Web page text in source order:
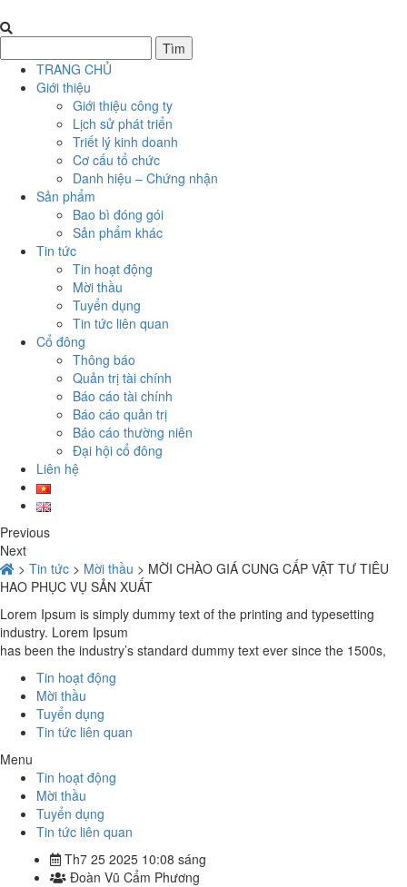
TRANG CHỦ
Giới thiệu
Giới thiệu công ty
Lịch sử phát triển
Triết lý kinh doanh
Cơ cấu tổ chức
Danh hiệu – Chứng nhận
Sản phẩm
Bao bì đóng gói
Sản phẩm khác
Tin tức
Tin hoạt động
Mời thầu
Tuyển dụng
Tin tức liên quan
Cổ đông
Thông báo
Quản trị tài chính
Báo cáo tài chính
Báo cáo quản trị
Báo cáo thường niên
Đại hội cổ đông
Liên hệ
Previous
Next
> Tin tức > Mời thầu > MỜI CHÀO GIÁ CUNG CẤP VẬT TƯ TIÊU
HAO PHỤC VỤ SẢN XUẤT
Lorem Ipsum is simply dummy text of the printing and typesetting
industry. Lorem Ipsum
has been the industry’s standard dummy text ever since the 1500s,
Tin hoạt động
Mời thầu
Tuyển dụng
Tin tức liên quan
Menu
Tin hoạt động
Mời thầu
Tuyển dụng
Tin tức liên quan
Th7 25 2025 10:08 sáng
Đoàn Vũ Cẩm Phương